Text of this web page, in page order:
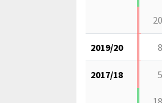
2019/20
2017/18